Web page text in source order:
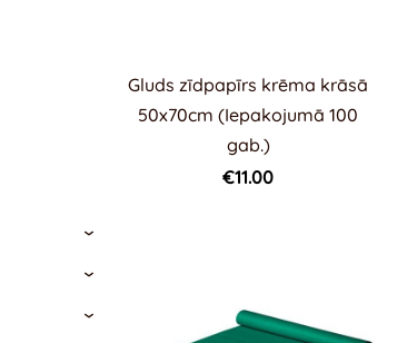
›
›
›
Gluds zīdpapīrs krēma krāsā
50x70cm (Iepakojumā 100
gab.)
€11.00